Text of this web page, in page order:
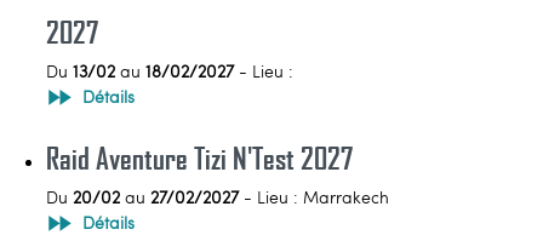
2027
Du 13/02 au 18/02/2027- Lieu :
Détails
Raid Aventure Tizi N'Test 2027
Du 20/02 au 27/02/2027- Lieu : Marrakech
Détails